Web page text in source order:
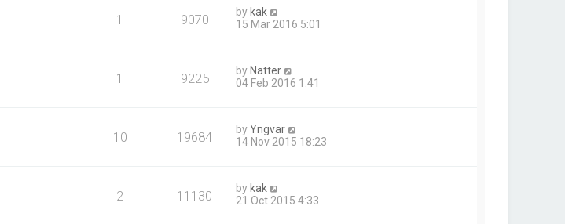
1 9070 by kak
15 Mar 2016 5:01
1 9225 by Natter
04 Feb 2016 1:41
10 19684 byYngvar
14 Nov 2015 18:23
2 11130 by kak
21 Oct 2015 4:33